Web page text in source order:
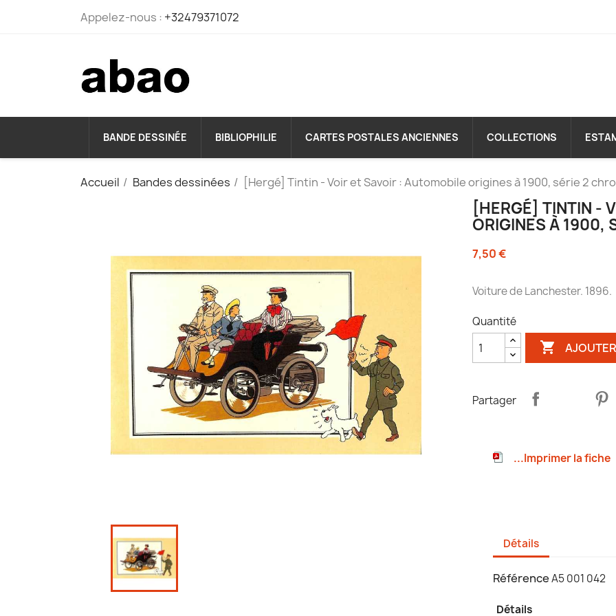
Appelez-nous : +32479371072
BANDE DESSINÉE BIBLIOPHILIE CARTES POSTALES ANCIENNES COLLECTIONS
Accueil Bandes dessinées [Hergé] Tintin - Voir et Savoir : Automobile origines à 1900, série 2
[HERGÉ] TINTIN -
ORIGINES À 1900,
7,50 €
Voiture de Lanchester. 1896.
Quantité

Partager
...Imprimer la fiche
Détails
RéférenceA5 001 042
Détails